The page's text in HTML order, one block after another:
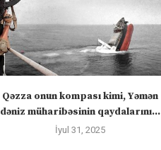
Qəzza onun kompası kimi, Yəmən
dəniz müharibəsinin qaydalarını...
İyul 31, 2025